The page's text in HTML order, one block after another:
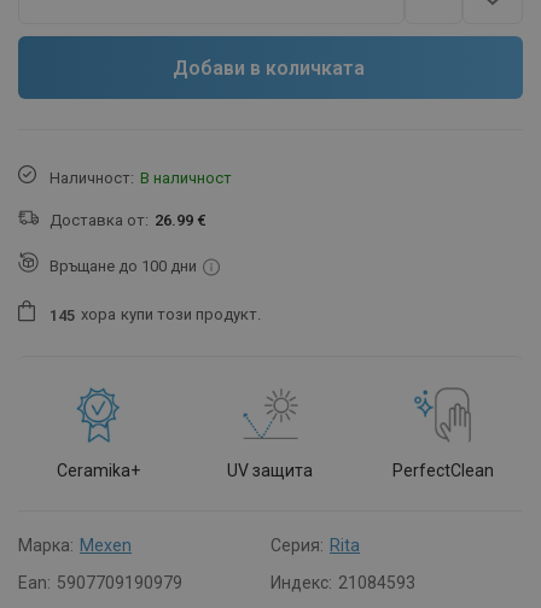
Добави в количката
Наличност: В наличност
Доставка от: 26.99 €
Връщане до 100 дни
1 45 хора купи този продукт.
Ceramika+ UV защита PerfectClean
Марка: Mexen Серия: Rita
Ean: 5907709190979 Индекс: 21084593